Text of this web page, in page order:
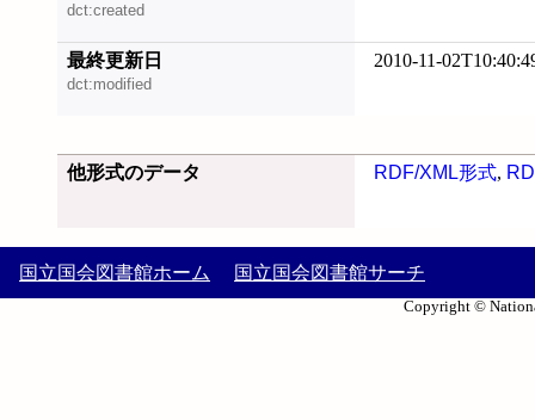
dct:created
最終更新日
dct:modified
2010-11-
他形式のデータ RDF/XML形式,
国立国会図書館ホーム 国立国会図書館サーチ
Copyright ©